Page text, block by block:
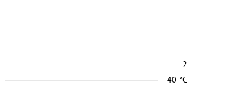
2
-40 °C